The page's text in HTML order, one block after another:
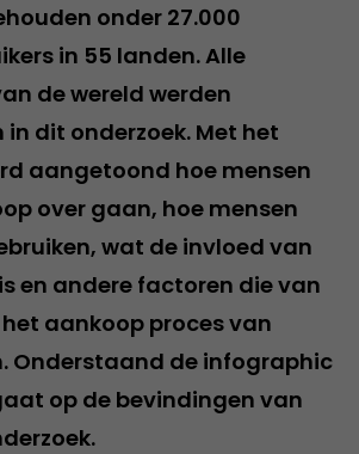
onder 27.000
in 55 landen. Alle
de wereld werden
dit onderzoek. Met het
aangetoond hoe mensen
over gaan, hoe mensen
wat de invloed van
en andere factoren die van
aankoop proces van
Onderstaand de infographic
op de bevindingen van